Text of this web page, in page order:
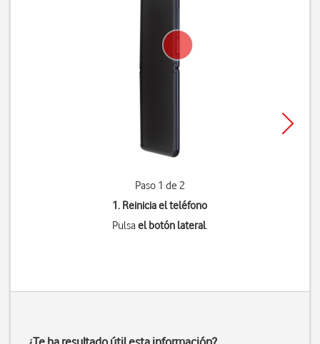
Paso 1 de 2
1. Reinicia el teléfono
Pulsael botón lateral.